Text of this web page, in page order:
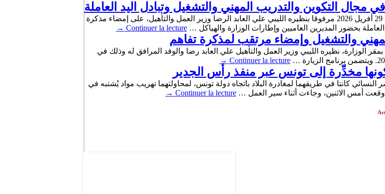
مجال التكوين والتدريب المهني والتشغيل وتبادل اليد العاملة
أشرف رياض شوّد وزير التشغيل والتكوين المهني اليوم الأربعاء 29 أفريل 2026 مرفوقا بنظيره الليبي علي العابد الرضا وزير العمل والتأهيل، على إمضاء مذكرة
بحضور المديرين العاميين وإطارات الوزارة والهياكل …Continuer la lecture
→
والتشغيل وإمضاء مرتقب لمذكرة تفاهم
الوزارة، نظيره الليبي وزير العمل والتأهيل علي العابد رضا والوفد المرافق له وذلك في
Continuer la lecture
→
مخدِّرة إلى تونس عبر منفذ رأس الجدير
كانتا في طريقهما لمغادرة البلاد باتجاه دولة تونس، لمحاولتهما تهريب مواد يُشتبه في
أمس الاثنين، وجاءت أثناء سير العمل …Continuer la lecture
→